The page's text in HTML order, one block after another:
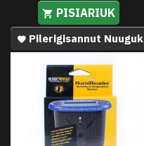
PISIARIUK
Pilerigisannut Nuuguk